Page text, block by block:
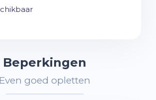
Beperkingen
Even goed opletten